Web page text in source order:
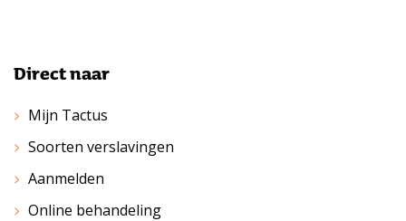
Direct naar
Mijn Tactus
Soorten verslavingen
Aanmelden
Online behandeling